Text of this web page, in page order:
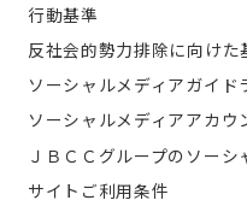
行動基準
反社会的勢力排除に向けた
ソーシャルメディアガイド
ソーシャルメディアアカウ
ＪＢＣＣグループのソー
サイトご利用条件